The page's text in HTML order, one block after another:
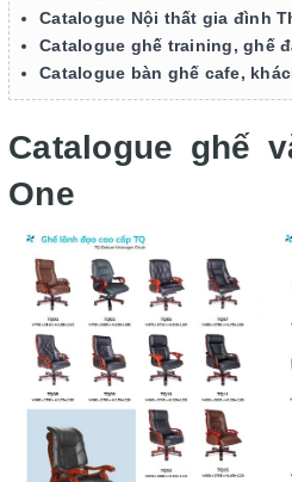
Catalogue Nội thất gia đình
Catalogue ghế training, ghế
Catalogue bàn ghế cafe,
Catalogue ghế
One